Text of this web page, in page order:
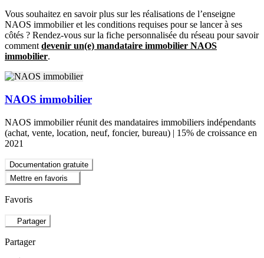
Vous souhaitez en savoir plus sur les réalisations de l’enseigne
NAOS immobilier et les conditions requises pour se lancer à ses
côtés ? Rendez-vous sur la fiche personnalisée du réseau pour savoir
comment devenir un(e) mandataire immobilier NAOS
immobilier.
NAOS immobilier
NAOS immobilier réunit des mandataires immobiliers indépendants
(achat, vente, location, neuf, foncier, bureau) | 15% de croissance en
2021
Documentation gratuite
Mettre en favoris
Favoris
Partager
Partager